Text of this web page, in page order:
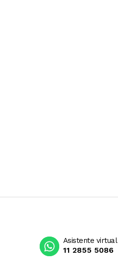
Asistente virtual
11 2855 5086